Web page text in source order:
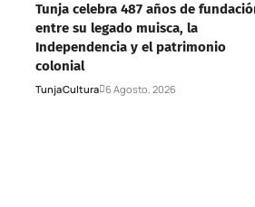
Tunja celebra 487 años de
entre su legado muisca, la
Independencia y el patrimonio
colonial
TunjaCultura 6 Agosto, 2026